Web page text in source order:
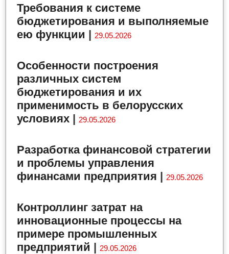
Требования к системе
бюджетирования и выполняемые
ею функции |29.05.2026
Особенности построения
различных систем
бюджетирования и их
применимость в белорусских
условиях |29.05.2026
Разработка финансовой стратегии
и проблемы управления
финансами предприятия |29.05.2026
Контроллинг затрат на
инновационные процессы на
примере промышленных
предприятий |29.05.2026